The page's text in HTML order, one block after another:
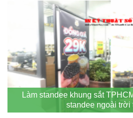
Làm standee khung sắt
standee ngoài trời